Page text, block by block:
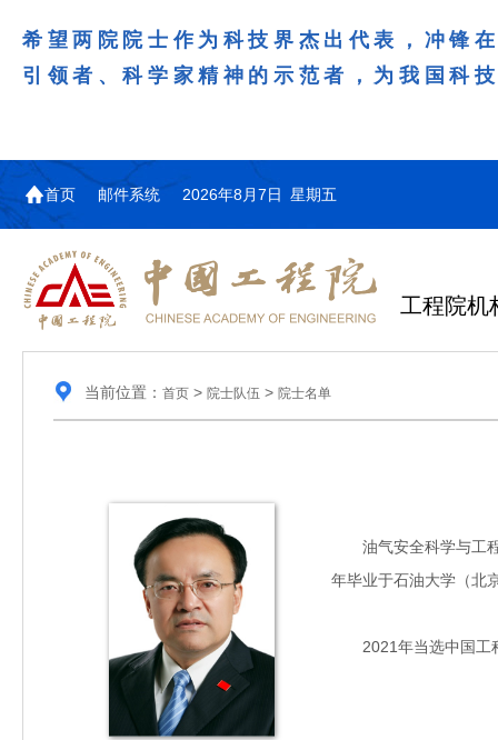
希望两院院士作为科技界杰出代表，冲锋
引领者、科学家精神的示范者，为我国科
首页 邮件系统 2026年8月7日 星期五
工程院机
当前位置： 首页> 院士队伍 > 院士名单
油气安全科学与工程
年毕业于石油大学（北
2021年当选中国工